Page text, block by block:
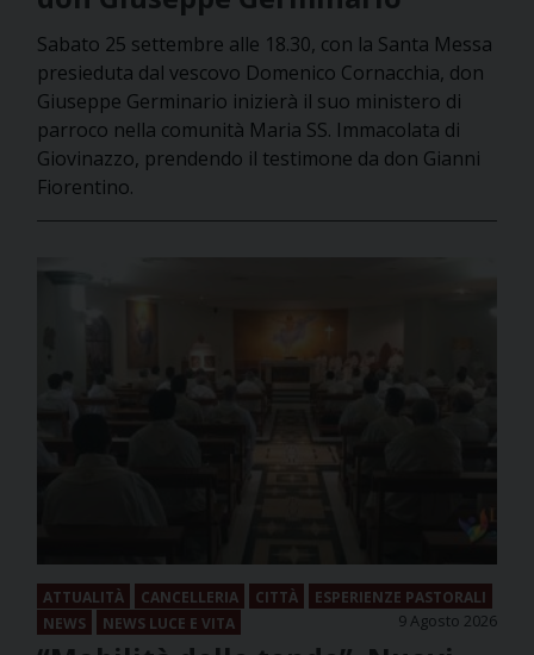
Sabato 25 settembre alle 18.30, con la Santa Messa
presieduta dal vescovo Domenico Cornacchia, don
Giuseppe Germinario inizierà il suo ministero di
parroco nella comunità Maria SS. Immacolata di
Giovinazzo, prendendo il testimone da don Gianni
Fiorentino.
ATTUALITÀ CANCELLERIA CITTÀ
ESPERIENZE PASTORALI
NEWS
NEWS LUCE E VITA 9 Agosto 2026